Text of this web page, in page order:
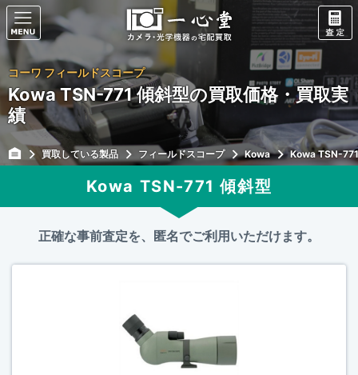
コーワ フィールドスコープ
Kowa TSN-771 傾斜型の買取価格・買取実
績
買取している製品 フィールドスコープ Kowa Kowa TSN-
Kowa TSN-771 傾斜型
正確な事前査定を、匿名でご利用いただけます。